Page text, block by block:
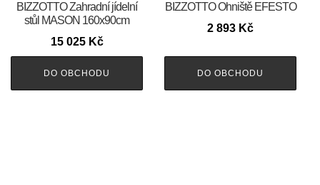
BIZZOTTO Zahradní jídelní
stůl MASON 160x90cm
15 025 Kč
DO OBCHODU
BIZZOTTO Ohniště EFESTO
2 893 Kč
DO OBCHODU